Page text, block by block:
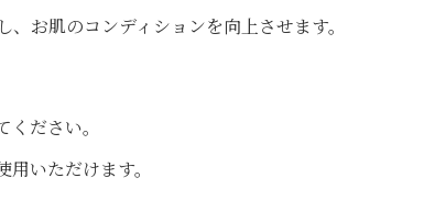
お肌のコンディションを向上させます。
ださい。
いただけます。